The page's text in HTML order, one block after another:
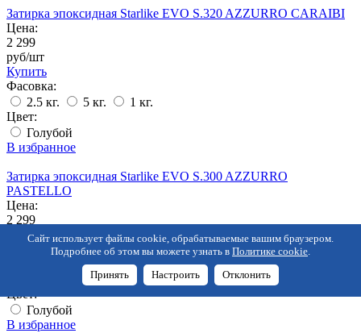
Затирка эпоксидная Starlike EVO S.320 AZZURRO CARAIBI
Цена:
2 299
руб/шт
Купить
Фасовка:
2.5 кг.
5 кг.
1 кг.
Цвет:
Голубой
В избранное
Затирка эпоксидная Starlike EVO S.300 AZZURRO
PASTELLO
Цена:
2 299
руб/шт
5 кг.
1 кг.
Цвет:
Голубой
В избранное
Сайт использует файлы cookie, обрабатываемые вашим браузером.
Подробнее об этом вы можете узнать в Политике cookie.
Принять Настроить Отклонить